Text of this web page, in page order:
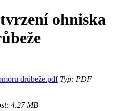
ohniska
drůbeže.pdfTyp: PDF
4.27 MB